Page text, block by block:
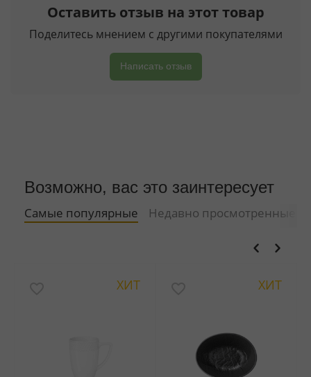
Оставить отзыв на этот товар
Поделитесь мнением с другими покупателями
Написать отзыв
Возможно, вас это заинтересует
Самые популярные Недавно просмотренные
ХИТ ХИТ